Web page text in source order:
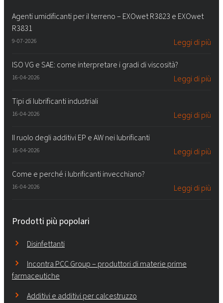
Agenti umidificanti per il terreno – EXOwet R3823 e EXOwet
R3831
9-07-2026 Leggi di più
ISO VG e SAE: come interpretare i gradi di viscosità?
16-04-2026 Leggi di più
Tipi di lubrificanti industriali
16-04-2026 Leggi di più
Il ruolo degli additivi EP e AW nei lubrificanti
16-04-2026 Leggi di più
Come e perché i lubrificanti invecchiano?
16-04-2026 Leggi di più
Prodotti più popolari
Disinfettanti
Incontra PCC Group – produttori di materie prime
farmaceutiche
Additivi e additivi per calcestruzzo